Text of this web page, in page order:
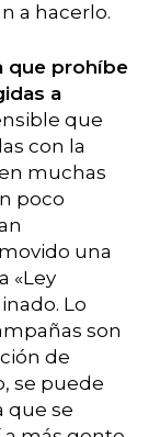
a hacerlo.
que prohíbe
a
que
con la
muchas
poco
una
«Ley
Lo
son
de
se puede
que se